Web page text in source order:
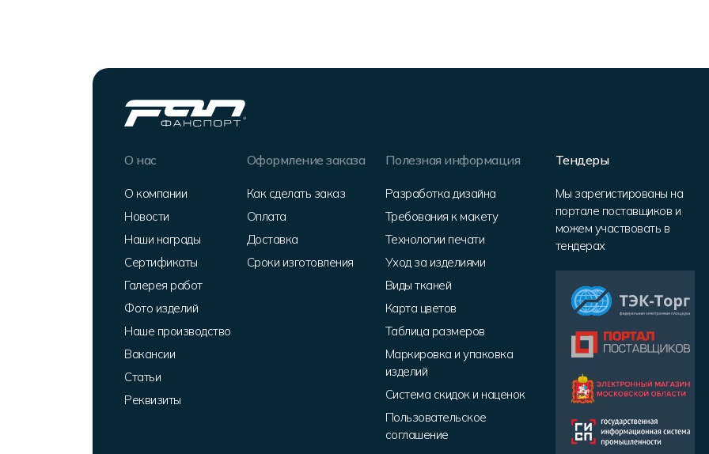
О нас
О компании
Новости
Наши награды
Сертификаты
Галерея работ
Фото изделий
Наше производство
Вакансии
Статьи
Реквизиты
Оформление заказа
Как сделать заказ
Оплата
Доставка
Сроки изготовления
Полезная информация
Разработка дизайна
Требования к макету
Технологии печати
Уход за изделиями
Виды тканей
Карта цветов
Таблица размеров
Маркировка и упаковка
изделий
Система скидок и наценок
Пользовательское
соглашение
Тендеры
Мы зарегистированы на
портале поставщиков и
можем участвовать в
тендерах